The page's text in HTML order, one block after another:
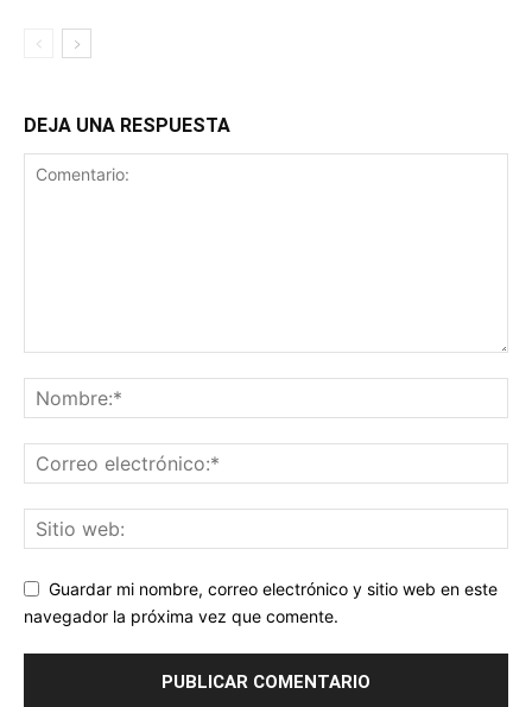
DEJA UNA RESPUESTA
Guardar mi nombre, correo electrónico y sitio web en este
navegador la próxima vez que comente.